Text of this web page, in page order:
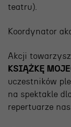
teatru).
Koordynator
Akcji
KSIĄŻKĘ
uczestników
na spektakle
repertuarze